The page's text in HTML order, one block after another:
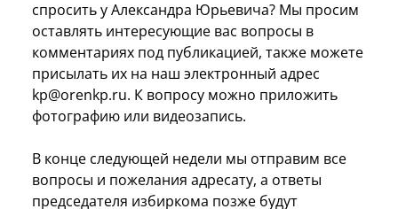
спросить у Александра Юрьевича? Мы просим
оставлять интересующие вас вопросы в
комментариях под публикацией, также можете
присылать их на наш электронный адрес
kp@orenkp.ru. К вопросу можно приложить
фотографию или видеозапись.
В конце следующей недели мы отправим все
вопросы и пожелания адресату, а ответы
председателя избиркома позже будут